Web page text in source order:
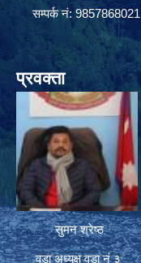
सम्पर्क नं: 9857868021
प्रवक्ता
सुमन श्रेष्ठ
वडा अध्यक्ष वडा नं ३